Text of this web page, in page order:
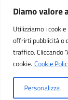
Diamo valore
Utilizziamo i
offrirti pubblicità o
traffico. Cliccando
cookie. Cookie
Personalizza
Codice unico di
TU - 522 - 0316743